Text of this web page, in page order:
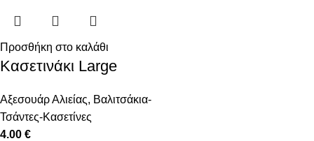
Προσθήκη στο καλάθι
Κασετινάκι Large
Αξεσουάρ Αλιείας, Βαλιτσάκια-
Τσάντες-Κασετίνες
4.00 €